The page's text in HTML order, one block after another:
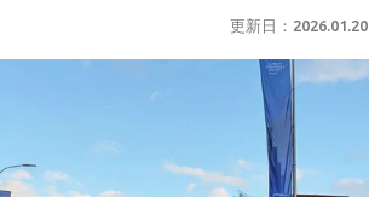
更新日： 2026.01.20